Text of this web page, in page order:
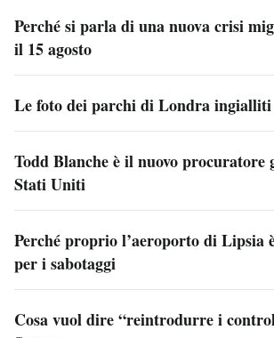
Perché si parla di una nuova crisi
il 15 agosto
Le foto dei parchi di Londra
Todd Blanche è il nuovo procuratore
Stati Uniti
Perché proprio l’aeroporto di Lipsia
per i sabotaggi
Cosa vuol dire “reintrodurre i